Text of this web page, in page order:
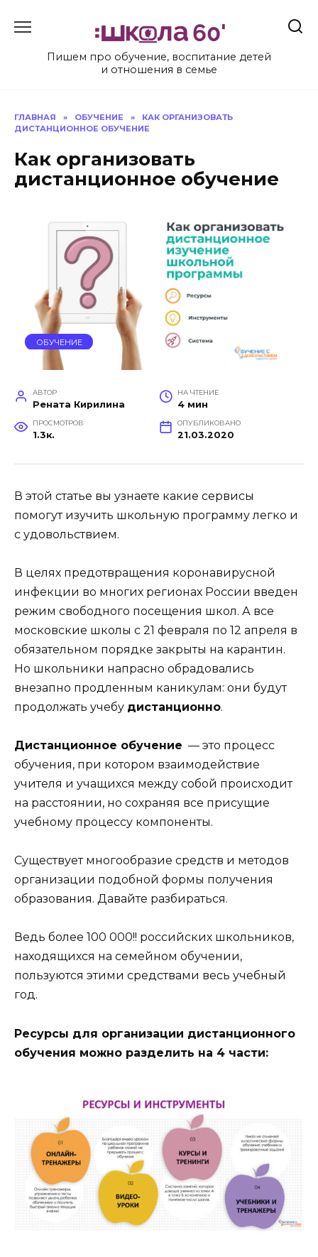
Пишем про обучение, воспитание детей
и отношения в семье
ГЛАВНАЯ » ОБУЧЕНИЕ »
КАК ОРГАНИЗОВАТЬ
ДИСТАНЦИОННОЕ ОБУЧЕНИЕ
Как организовать
дистанционное обучение
ОБУЧЕНИЕ
АВТОР
Рената Кирилина
НА ЧТЕНИЕ
4 мин
ПРОСМОТРОВ
1.3к.
ОПУБЛИКОВАНО
21.03.2020
В этой статье вы узнаете какие сервисы
помогут изучить школьную программу легко и
с удовольствием.
В целях предотвращения коронавирусной
инфекции во многих регионах России введен
режим свободного посещения школ. А все
московские школы с 21 февраля по 12 апреля в
обязательном порядке закрыты на карантин.
Но школьники напрасно обрадовались
внезапно продленным каникулам: они будут
продолжать учебу дистанционно.
Дистанционное обучение — это процесс
обучения, при котором взаимодействие
учителя и учащихся между собой происходит
на расстоянии, но сохраняя все присущие
учебному процессу компоненты.
Существует многообразие средств и методов
организации подобной формы получения
образования. Давайте разбираться.
Ведь более 100 000!! российских школьников,
находящихся на семейном обучении,
пользуются этими средствами весь учебный
год.
Ресурсы для организации дистанционного
обучения можно разделить на 4 части: